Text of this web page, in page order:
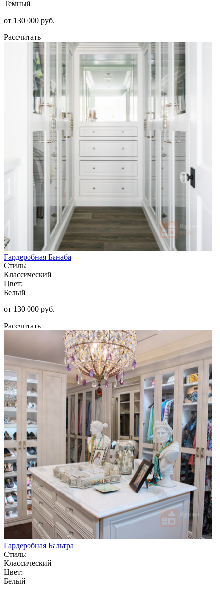
Темный
от 130 000 руб.
Рассчитать
Гардеробная Банаба
Стиль:
Классический
Цвет:
Белый
от 130 000 руб.
Рассчитать
Гардеробная Бальтра
Стиль:
Классический
Цвет:
Белый